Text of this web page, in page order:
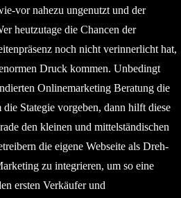
vor nahezu ungenutzt und der
heutzutage die Chancen der
noch nicht verinnerlicht hat,
Druck kommen. Unbedingt
Onlinemarketing Beratung die
Stategie vorgeben, dann hilft diese
den kleinen und mittelständischen
die eigene Webseite als Dreh-
zu integrieren, um so eine
ersten Verkäufer und